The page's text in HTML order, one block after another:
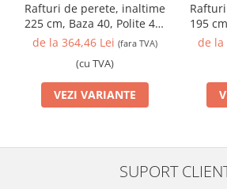
Rafturi de perete, inaltime
225 cm, Baza 40, Polite 40,
Antracit
de la 364,46 Lei (fara TVA)
(cu TVA)
VEZI VARIANTE
195
de la
SUPORT